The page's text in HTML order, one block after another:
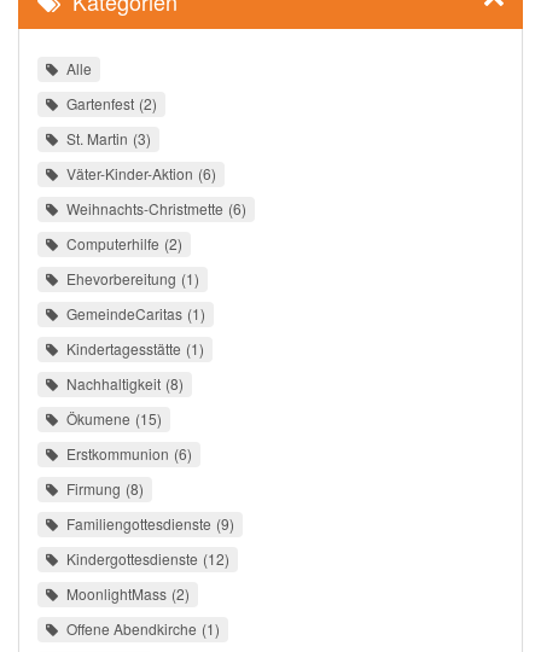
Alle
Gartenfest 2
St. Martin 3
Väter-Kinder-Aktion 6
Weihnachts-Christmette 6
Computerhilfe 2
Ehevorbereitung 1
GemeindeCaritas 1
Kindertagesstätte 1
Nachhaltigkeit 8
Ökumene 15
Erstkommunion 6
Firmung 8
Familiengottesdienste 9
Kindergottesdienste 12
MoonlightMass 2
Offene Abendkirche 1